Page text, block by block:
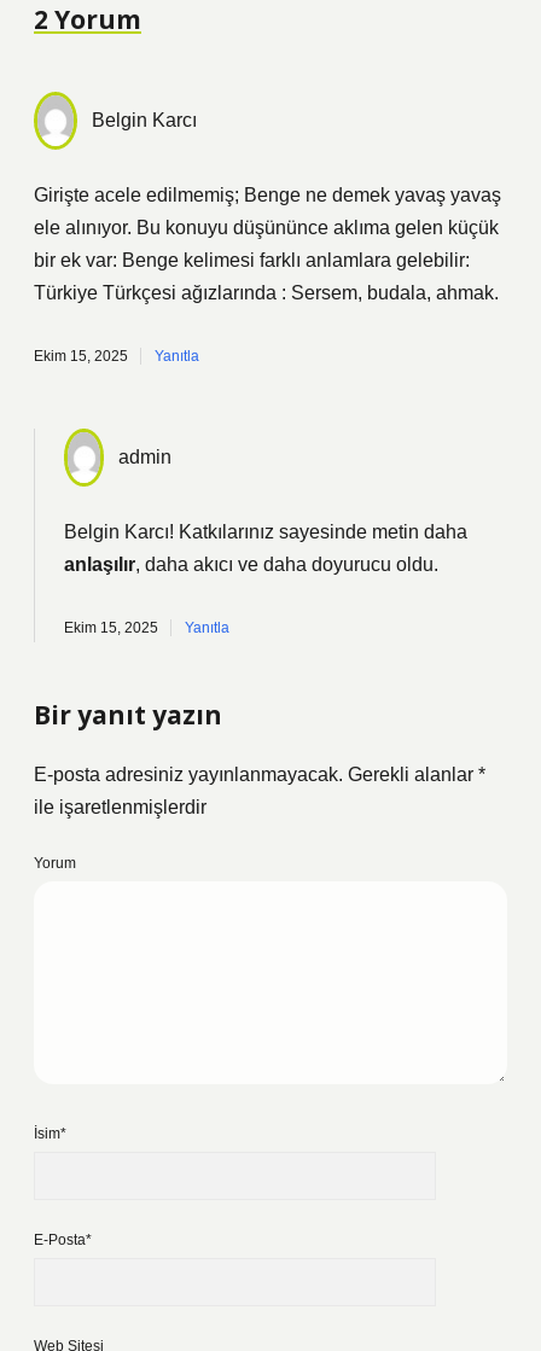
2 Yorum
Belgin Karcı
Girişte acele edilmemiş; Benge ne demek yavaş yavaş
ele alınıyor. Bu konuyu düşününce aklıma gelen küçük
bir ek var: Benge kelimesi farklı anlamlara gelebilir:
Türkiye Türkçesi ağızlarında : Sersem, budala, ahmak.
Ekim 15, 2025 Yanıtla
Belgin Karcı! Katkılarınız sayesinde metin daha
anlaşılır, daha akıcı ve daha doyurucu oldu.
Ekim 15, 2025 Yanıtla
Bir yanıt yazın
E-posta adresiniz yayınlanmayacak. Gerekli alanlar *
ile işaretlenmişlerdir
Yorum
İsim*
E-Posta*
Web Sitesi